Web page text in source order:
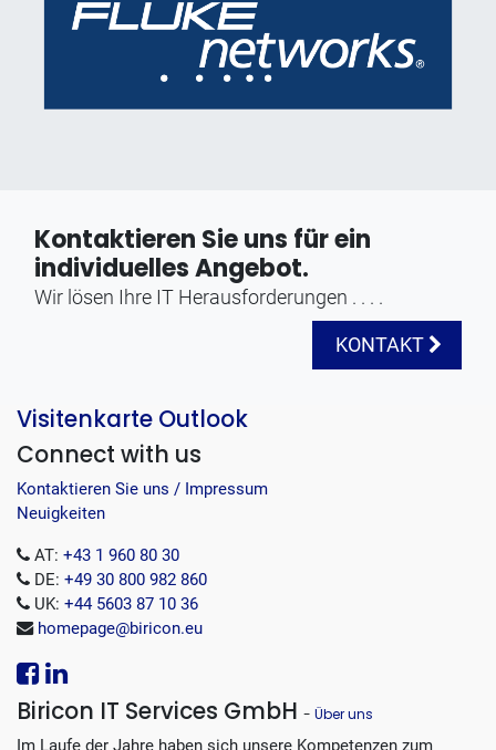
Kontaktieren Sie uns für ein
individuelles Angebot.
Wir lösen Ihre IT Herausforderungen . . . .
KONTAKT
Visitenkarte Outlook
Connect with us
Kontaktieren Sie uns / Impressum
Neuigkeiten
AT: +43 1 960 80 30
DE: +49 30 800 982 860
UK: +44 5603 87 10 36
homepage@biricon.eu
Biricon IT Services GmbH - Über uns
Im Laufe der Jahre haben sich unsere Kompetenzen zum